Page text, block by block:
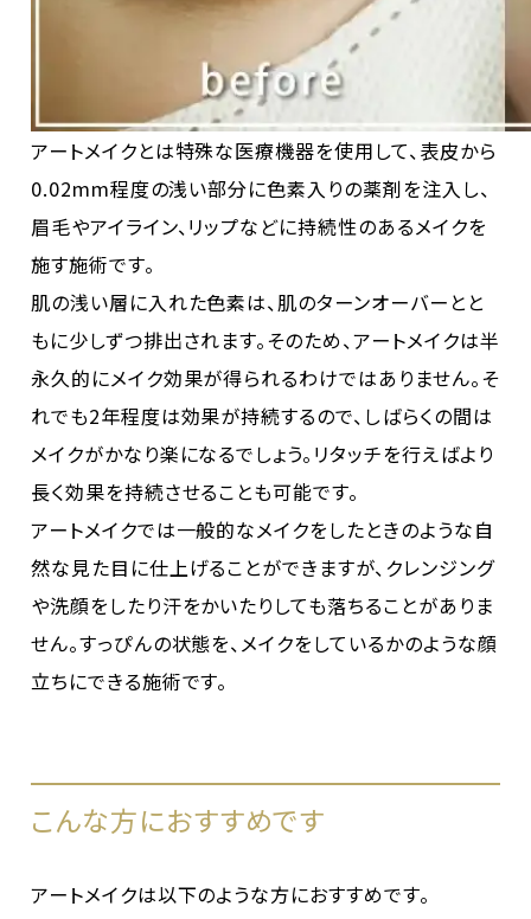
アートメイクとは特殊な医療機器を使用して、表皮から
0.02mm程度の浅い部分に色素入りの薬剤を注入し、
眉毛やアイライン、リップなどに持続性のあるメイクを
施す施術です。
肌の浅い層に入れた色素は、肌のターンオーバーとと
もに少しずつ排出されます。そのため、アートメイクは半
永久的にメイク効果が得られるわけではありません。そ
れでも2年程度は効果が持続するので、しばらくの間は
メイクがかなり楽になるでしょう。リタッチを行えばより
長く効果を持続させることも可能です。
アートメイクでは一般的なメイクをしたときのような自
然な見た目に仕上げることができますが、クレンジング
や洗顔をしたり汗をかいたりしても落ちることがありま
せん。すっぴんの状態を、メイクをしているかのような顔
立ちにできる施術です。
こんな方におすすめです
アートメイクは以下のような方におすすめです。